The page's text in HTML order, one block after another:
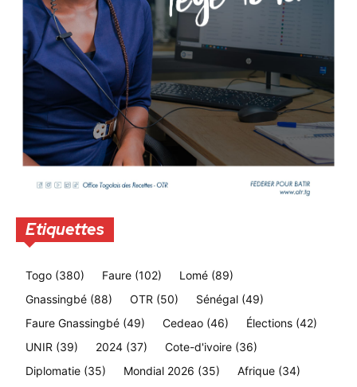
Etiquettes
Togo (380) Faure (102) Lomé (89)
Gnassingbé (88) OTR (50) Sénégal (49)
Faure Gnassingbé (49) Cedeao (46) Élections (42)
UNIR (39) 2024 (37) Cote-d'ivoire (36)
Diplomatie (35) Mondial 2026 (35) Afrique (34)